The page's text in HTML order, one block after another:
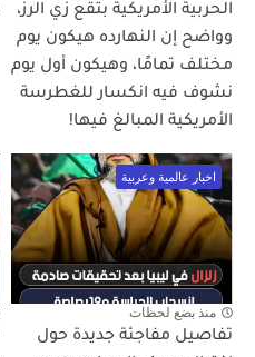
الحربية الأمريكية بتقع زي الرز،
وواضح إن النهارده هيكون يوم
مختلف تمامًا، وهيكون أول يوم
نشوف فيه انكسار للغطرسة
الأمريكية المبالغ فيها!
اخبار عالمية وعربية
منذ بضع لحظات
تفاصيل مفاجئة جديدة حول